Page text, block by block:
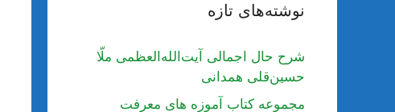
نوشته‌های تازه
شرح حال اجمالی آیت‌الله‌العظمی ملّا
حسین‌قلی همدانی
مجموعه کتاب آموزه های معرفت